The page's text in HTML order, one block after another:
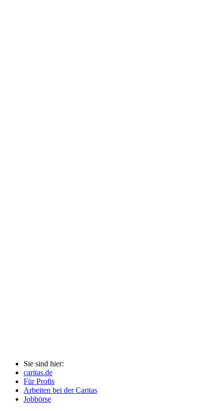
Sie sind hier:
caritas.de
Für Profis
Arbeiten bei der Caritas
Jobbörse